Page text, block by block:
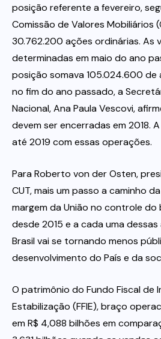
posição referente a fevereiro,
Comissão de Valores Mobiliários
30.762.200 ações ordinárias. As
determinadas em maio do ano
posição somava 105.024.600 de
no fim do ano passado, a
Nacional, Ana Paula Vescovi,
devem ser encerradas em 2018.
até 2019 com essas operações.
Para Roberto von der Osten,
CUT, mais um passo a caminho
margem da União no controle do
desde 2015 e a cada uma
Brasil vai se tornando menos
desenvolvimento do País e da
O patrimônio do Fundo Fiscal de
Estabilização (FFIE), braço
em R$ 4,088 bilhões em